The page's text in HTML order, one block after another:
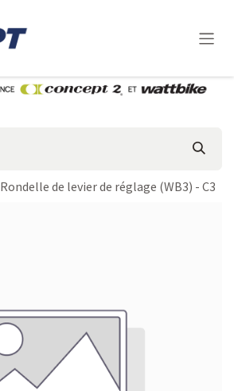
Rondelle de levier de réglage (WB3) - C3